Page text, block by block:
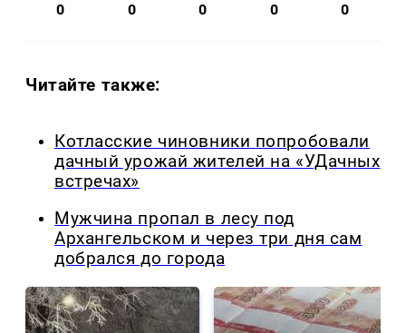
0 0 0 0 0
Читайте также:
Котласские чиновники попробовали
дачный урожай жителей на «УДачных
встречах»
Мужчина пропал в лесу под
Архангельском и через три дня сам
добрался до города